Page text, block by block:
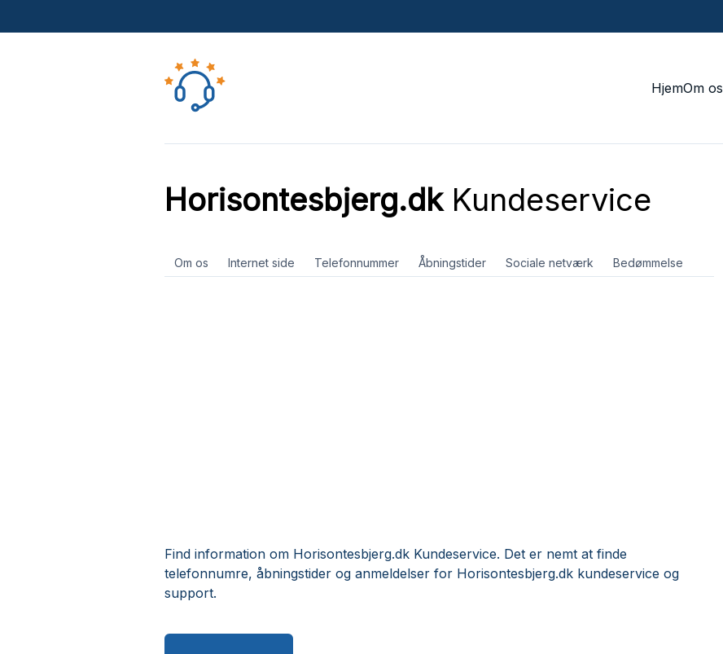
HjemOm os
Horisontesbjerg.dkKundeservice
Om os Internet side Telefonnummer Åbningstider Sociale netværk Bedømmelse
Find information om Horisontesbjerg.dk Kundeservice. Det er nemt at finde
telefonnumre, åbningstider og anmeldelser for Horisontesbjerg.dk kundeservice og
support.